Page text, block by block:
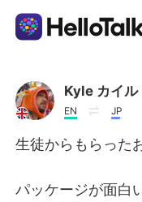
Aplicación de
AI Grammar
Kyle カイル
EN JP
生徒からもらった
パッケージが面白